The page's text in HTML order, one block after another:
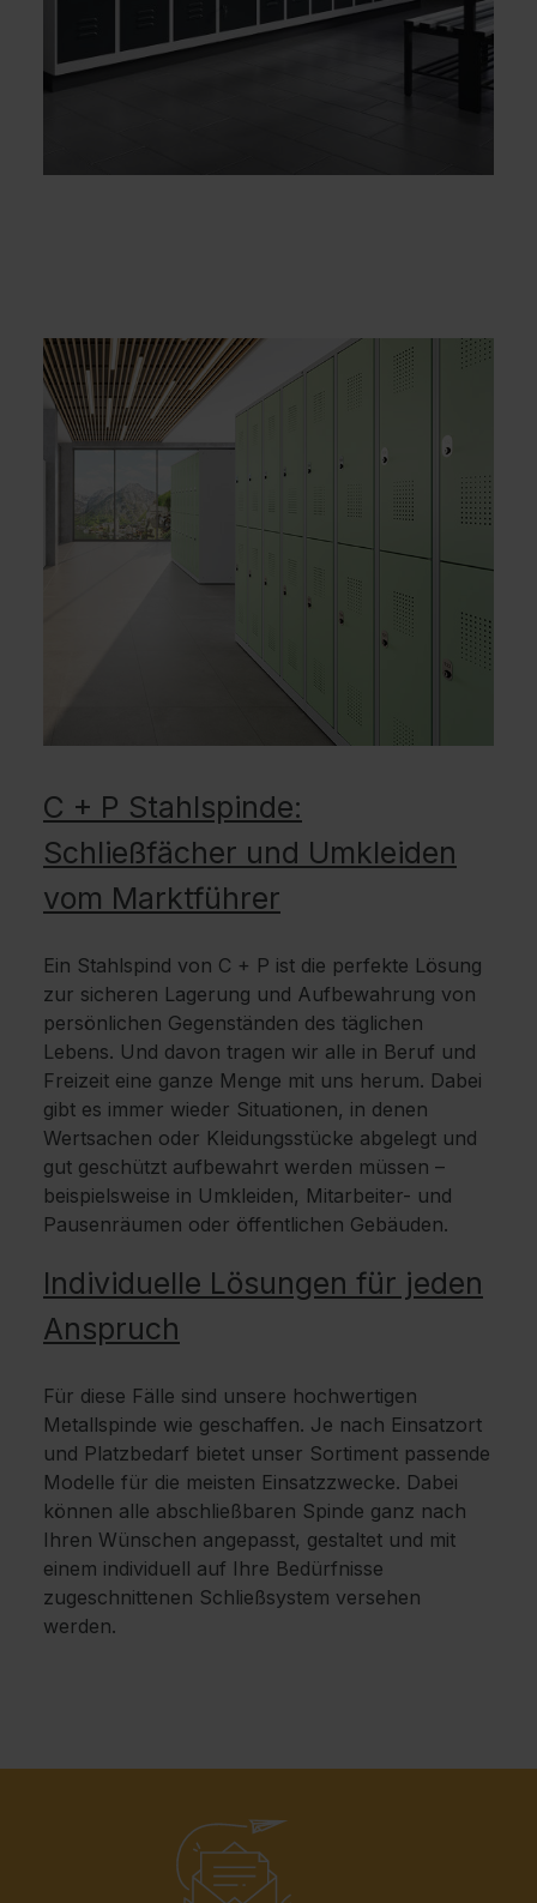
C + P Stahlspinde:
Schließfächer und Umkleiden
vom Marktführer
Ein Stahlspind von C + P ist die perfekte Lösung
zur sicheren Lagerung und Aufbewahrung von
persönlichen Gegenständen des täglichen
Lebens. Und davon tragen wir alle in Beruf und
Freizeit eine ganze Menge mit uns herum. Dabei
gibt es immer wieder Situationen, in denen
Wertsachen oder Kleidungsstücke abgelegt und
gut geschützt aufbewahrt werden müssen –
beispielsweise in Umkleiden, Mitarbeiter- und
Pausenräumen oder öffentlichen Gebäuden.
Individuelle Lösungen für jeden
Anspruch
Für diese Fälle sind unsere hochwertigen
Metallspinde wie geschaffen. Je nach Einsatzort
und Platzbedarf bietet unser Sortiment passende
Modelle für die meisten Einsatzzwecke. Dabei
können alle abschließbaren Spinde ganz nach
Ihren Wünschen angepasst, gestaltet und mit
einem individuell auf Ihre Bedürfnisse
zugeschnittenen Schließsystem versehen
werden.